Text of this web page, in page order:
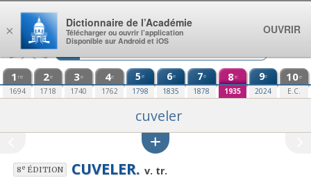
Aller au contenu
1 re
1694
2e
1718
3e
1740
4e
1762
5e
1798
6e
1835
7e
1878
8e
1935
9e
2024
10e
E.C.
cuveler
8eÉDITION CUVELER. v. tr.
×
Dictionnaire de l’Académie
Télécharger ou ouvrir l’application
Disponible sur Android et iOS
OUVRIR